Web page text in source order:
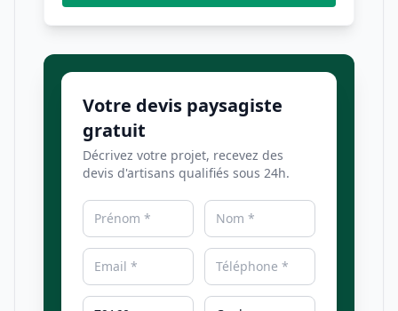
Votre devis paysagiste
gratuit
Décrivez votre projet, recevez des
devis d'artisans qualifiés sous 24h.